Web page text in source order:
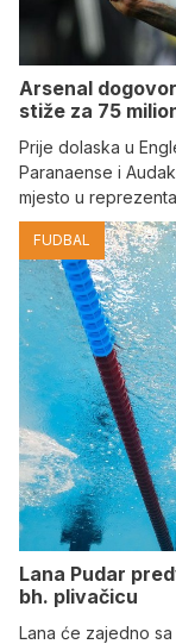
Arsenal
stiže za 75
Prije dolaska u
Paranaense i
mjesto u
FUDBAL
Lana Pudar
bh. plivačicu
Lana će zajedno